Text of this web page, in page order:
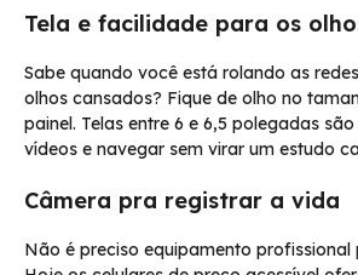
Tela e facilidade para os
Sabe quando você está rolando as
olhos cansados? Fique de olho no
painel. Telas entre 6 e 6,5 polegadas
vídeos e navegar sem virar um estudo
Câmera pra registrar a vida
Não é preciso equipamento profissional